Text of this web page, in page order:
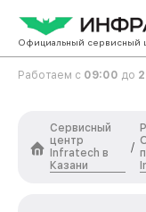
Официальный сервисный
Работаем с 09:00 до
Сервисный
центр
Infratech в
Казани
/